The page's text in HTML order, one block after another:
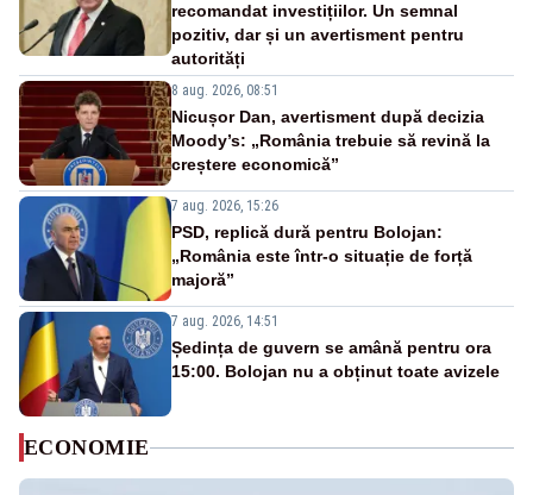
recomandat investițiilor. Un semnal
pozitiv, dar și un avertisment pentru
autorități
8 aug. 2026, 08:51
Nicușor Dan, avertisment după decizia
Moody’s: „România trebuie să revină la
creștere economică”
7 aug. 2026, 15:26
PSD, replică dură pentru Bolojan:
„România este într-o situație de forță
majoră”
7 aug. 2026, 14:51
Ședința de guvern se amână pentru ora
15:00. Bolojan nu a obținut toate avizele
ECONOMIE